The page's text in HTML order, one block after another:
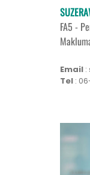
FA5 -
Email
Tel :